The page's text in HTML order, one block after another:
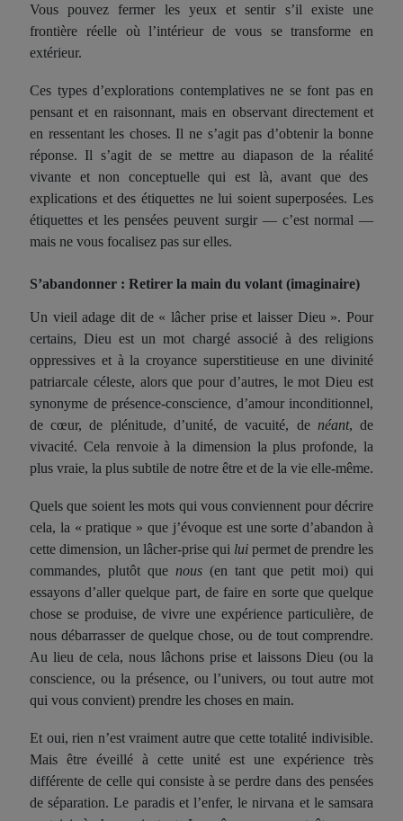
Vous pouvez fermer les yeux et sentir s’il existeune
frontière réelle où l’intérieur de vous se transforme en
extérieur.
Ces types d’explorations contemplatives ne se font pas en
pensant et en raisonnant, mais en observant directement et
en ressentant les choses. Il ne s’agit pas d’obtenir la bonne
réponse. Il s’agit de se mettre au diapason de la réalité
vivante et non conceptuelle qui est là, avant que des
explications et des étiquettes ne lui soient superposées. Les
étiquettes et les pensées peuvent surgir — c’est normal —
mais ne vous focalisez pas sur elles.
S’abandonner : Retirer la main du volant (imaginaire)
Un vieil adage dit de « lâcher prise et laisser Dieu ». Pour
certains, Dieu est un mot chargé associé à des religions
oppressives et à la croyance superstitieuse en une divinité
patriarcale céleste, alors que pour d’autres, le mot Dieu est
synonyme de présence-conscience, d’amour inconditionnel,
de cœur, de plénitude, d’unité, de vacuité, de néant, de
vivacité. Cela renvoie à la dimension la plus profonde, la
plus vraie, la plus subtile de notre être et de la vie elle-même.
Quels que soient les mots qui vous conviennent pour décrire
cela, la « pratique » que j’évoque est une sorte d’abandon à
cette dimension, un lâcher-prise qui lui permet de prendre les
commandes, plutôt que nous (en tant que petit moi) qui
essayons d’aller quelque part, de faire en sorte que quelque
chose se produise, de vivre une expérience particulière, de
nous débarrasser de quelque chose, ou de tout comprendre.
Au lieu de cela, nous lâchons prise et laissons Dieu (ou la
conscience, ou la présence, ou l’univers, ou tout autre mot
qui vous convient) prendre les choses en main.
Et oui, rien n’est vraiment autre que cette totalité indivisible.
Mais être éveillé à cette unité est une expérience très
différente de celle qui consiste à se perdre dans des pensées
de séparation. Le paradis et l’enfer, le nirvana et le samsara